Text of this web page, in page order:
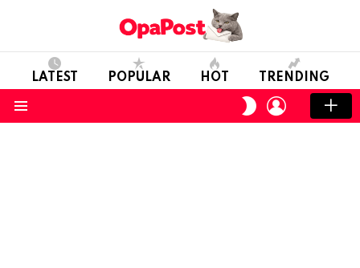
LATEST POPULAR HOT TRENDING
SWITCH
SKIN
LOGIN